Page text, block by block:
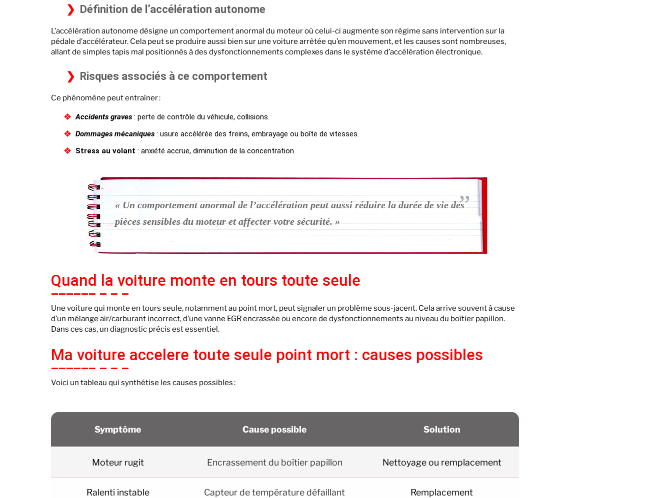
Prévention et entretien pour éviter les accélérations non désirées
Définition de l’accélération autonome
L’accélération autonome désigne un comportement anormal du moteur où celui-ci augmente son régime sans intervention sur la
pédale d’accélérateur. Cela peut se produire aussi bien sur une voiture arrêtée qu’en mouvement, et les causes sont nombreuses,
allant de simples tapis mal positionnés à des dysfonctionnements complexes dans le système d’accélération électronique.
Risques associés à ce comportement
Ce phénomène peut entraîner :
Accidents graves : perte de contrôle du véhicule, collisions.
Dommages mécaniques : usure accélérée des freins, embrayage ou boîte de vitesses.
Stress au volant : anxiété accrue, diminution de la concentration.
« Un comportement anormal de l’accélération peut aussi réduire la durée de vie des
pièces sensibles du moteur et affecter votre sécurité. »
Quand la voiture monte en tours toute seule
Une voiture qui monte en tours seule, notamment au point mort, peut signaler un problème sous-jacent. Cela arrive souvent à cause
d’un mélange air/carburant incorrect, d’une vanne EGR encrassée ou encore de dysfonctionnements au niveau du boîtier papillon.
Dans ces cas, un diagnostic précis est essentiel.
Ma voiture accelere toute seule point mort : causes possibles
Voici un tableau qui synthétise les causes possibles :
Symptôme Cause possible Solution
Moteur rugit Encrassement du boîtier papillon Nettoyage ou remplacement
Ralenti instable Capteur de température défaillant Remplacement